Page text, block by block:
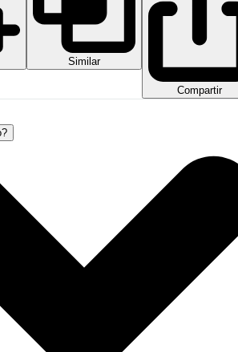
Similar
Compartir